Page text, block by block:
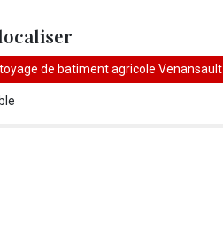
de batiment agricole Venansault